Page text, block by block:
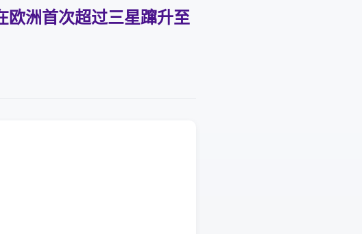
洲首次超过三星蹿升至